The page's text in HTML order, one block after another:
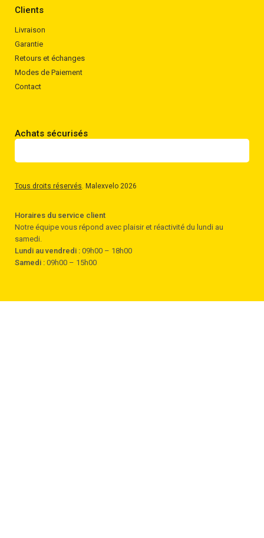
Clients
Livraison
Garantie
Retours et échanges
Modes de Paiement
Contact
Achats sécurisés
Tous droits réservés. Malexvelo 2026
Horaires du service client
Notre équipe vous répond avec plaisir et réactivité du lundi au
samedi.
Lundi au vendredi : 09h00 – 18h00
Samedi : 09h00 – 15h00